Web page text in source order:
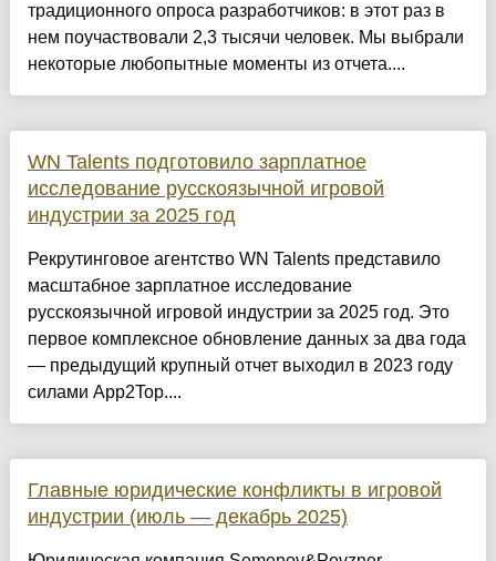
традиционного опроса разработчиков: в этот раз в
нем поучаствовали 2,3 тысячи человек. Мы выбрали
некоторые любопытные моменты из отчета....
WN Talents подготовило зарплатное
исследование русскоязычной игровой
индустрии за 2025 год
Рекрутинговое агентство WN Talents представило
масштабное зарплатное исследование
русскоязычной игровой индустрии за 2025 год. Это
первое комплексное обновление данных за два года
— предыдущий крупный отчет выходил в 2023 году
силами App2Top....
Главные юридические конфликты в игровой
индустрии (июль — декабрь 2025)